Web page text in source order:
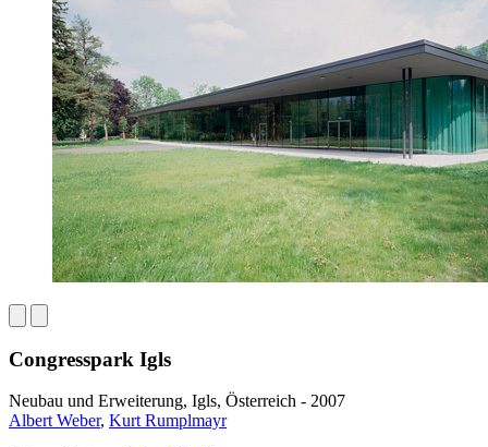
Congresspark Igls
Neubau und Erweiterung, Igls, Österreich - 2007
Albert Weber, Kurt Rumplmayr